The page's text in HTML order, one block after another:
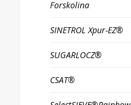
Forskolina
SINETROL Xpur-EZ®
SUGARLOCZ®
CSAT®